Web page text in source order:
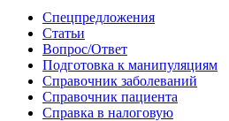
Спецпредложения
Статьи
Вопрос/Ответ
Подготовка к манипуляциям
Справочник заболеваний
Справочник пациента
Справка в налоговую